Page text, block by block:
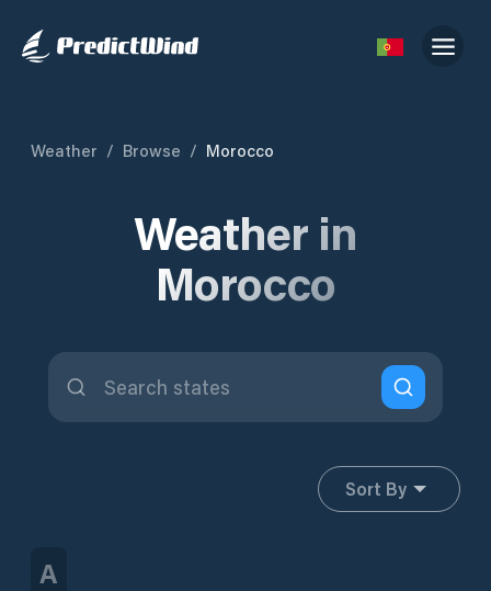
Weather / Browse / Morocco
Weather in
Morocco
Sort By
A